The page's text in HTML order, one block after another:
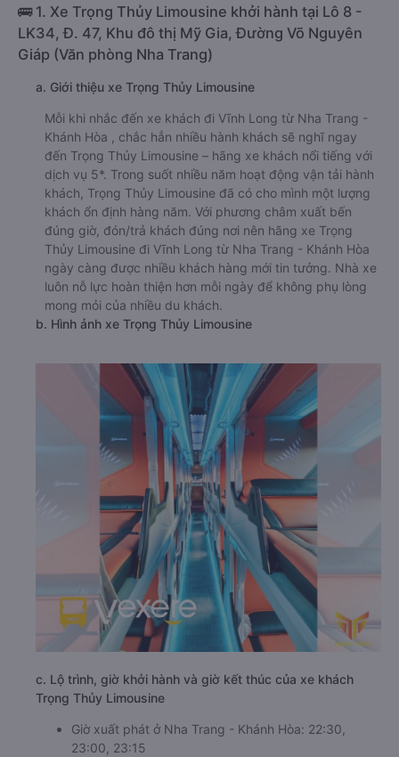
🚌 1. Xe Trọng Thủy Limousine khởi hành tại Lô 8 -
LK34, Đ. 47, Khu đô thị Mỹ Gia, Đường Võ Nguyên
Giáp (Văn phòng Nha Trang)
a. Giới thiệu xe Trọng Thủy Limousine
Mỗi khi nhắc đến xe khách đi Vĩnh Long từ Nha Trang -
Khánh Hòa , chắc hẳn nhiều hành khách sẽ nghĩ ngay
đến Trọng Thủy Limousine – hãng xe khách nổi tiếng với
dịch vụ 5*. Trong suốt nhiều năm hoạt động vận tải hành
khách, Trọng Thủy Limousine đã có cho mình một lượng
khách ổn định hàng năm. Với phương châm xuất bến
đúng giờ, đón/trả khách đúng nơi nên hãng xe Trọng
Thủy Limousine đi Vĩnh Long từ Nha Trang - Khánh Hòa
ngày càng được nhiều khách hàng mới tin tưởng. Nhà xe
luôn nỗ lực hoàn thiện hơn mỗi ngày để không phụ lòng
mong mỏi của nhiều du khách.
b. Hình ảnh xe Trọng Thủy Limousine
c. Lộ trình, giờ khởi hành và giờ kết thúc của xe khách
Trọng Thủy Limousine
Giờ xuất phát ở Nha Trang - Khánh Hòa: 22:30,
23:00, 23:15